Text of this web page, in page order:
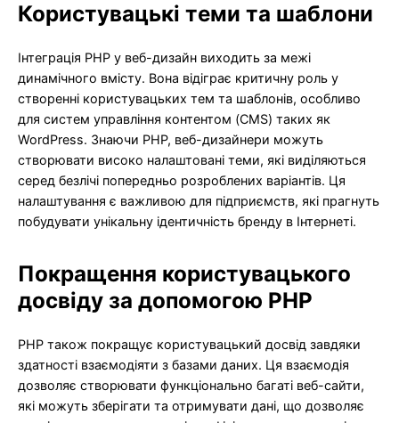
Користувацькі теми та шаблони
Інтеграція PHP у веб-дизайн виходить за межі
динамічного вмісту. Вона відіграє критичну роль у
створенні користувацьких тем та шаблонів, особливо
для систем управління контентом (CMS) таких як
WordPress. Знаючи PHP, веб-дизайнери можуть
створювати високо налаштовані теми, які виділяються
серед безлічі попередньо розроблених варіантів. Ця
налаштування є важливою для підприємств, які прагнуть
побудувати унікальну ідентичність бренду в Інтернеті.
Покращення користувацького
досвіду за допомогою PHP
PHP також покращує користувацький досвід завдяки
здатності взаємодіяти з базами даних. Ця взаємодія
дозволяє створювати функціонально багаті веб-сайти,
які можуть зберігати та отримувати дані, що дозволяє